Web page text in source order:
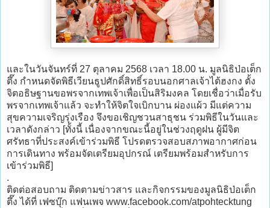
และในวันจันทร์ที่ 27 ตุลาคม 2568 เวลา 18.00 น. มูลนิธิป่อเต็ก
ตึ๊ง กำหนดจัดพิธีเวียนธูปศักดิ์สิทธิ์รอบนอกศาลเจ้าไต้ฮงกง ตั้ง
จิตอธิษฐานขอพรจากเทพเจ้าเพื่อเป็นสิริมงคล โดยเชื่อว่าเมื่อรับ
พรจากเทพเจ้าแล้ว จะทำให้จิตใจเบิกบาน ผ่องแผ้ว มีแต่ความ
สุขความเจริญรุ่งเรือง จึงขอเชิญชวนสาธุชน ร่วมพิธีในวันและ
เวลาดังกล่าว [ทั้งนี้ เนื่องจากขณะนี้อยู่ในช่วงฤดูฝน ผู้มีจิต
ศรัทธาที่ประสงค์เข้าร่วมพิธี โปรดตรวจสอบสภาพอากาศก่อน
การเดินทาง พร้อมจัดเตรียมอุปกรณ์ เตรียมพร้อมสำหรับการ
เข้าร่วมพิธี]
.
ติดต่อสอบถาม ติดตามข่าวสาร และกิจกรรมของมูลนิธิป่อเต็ก
ตึ๊ง ได้ที่ เฟซบุ๊ก แฟนเพจ www.facebook.com/atpohtecktung